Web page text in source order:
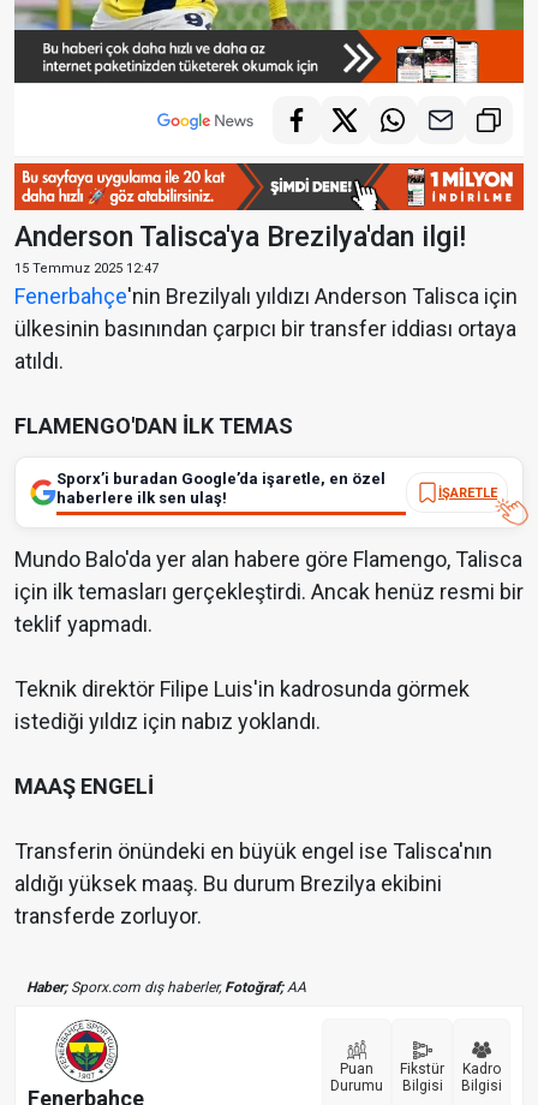
Anderson Talisca'ya Brezilya'dan ilgi!
15 Temmuz 2025 12:47
Fenerbahçe'nin Brezilyalı yıldızı Anderson Talisca için
ülkesinin basınından çarpıcı bir transfer iddiası ortaya
atıldı.
FLAMENGO'DAN İLK TEMAS
Sporx’i buradan Google’da işaretle, en özel
haberlere ilk sen ulaş!
İŞARETLE
Mundo Balo'da yer alan habere göre Flamengo, Talisca
için ilk temasları gerçekleştirdi. Ancak henüz resmi bir
teklif yapmadı.
Teknik direktör Filipe Luis'in kadrosunda görmek
istediği yıldız için nabız yoklandı.
MAAŞ ENGELİ
Transferin önündeki en büyük engel ise Talisca'nın
aldığı yüksek maaş. Bu durum Brezilya ekibini
transferde zorluyor.
Haber;Sporx.com dış haberler,Fotoğraf;AA
Fenerbahçe
Puan
Durumu
Fikstür
Bilgisi
Kadro
Bilgisi